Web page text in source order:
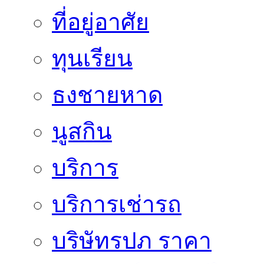
ที่อยู่อาศัย
ทุนเรียน
ธงชายหาด
นูสกิน
บริการ
บริการเช่ารถ
บริษัทรปภ ราคา